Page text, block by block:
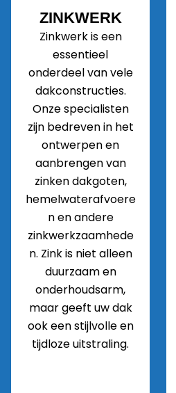
ZINKWERK
Zinkwerk is een
essentieel
onderdeel van vele
dakconstructies.
Onze specialisten
zijn bedreven in het
ontwerpen en
aanbrengen van
zinken dakgoten,
hemelwaterafvoere
n en andere
zinkwerkzaamhede
n. Zink is niet alleen
duurzaam en
onderhoudsarm,
maar geeft uw dak
ook een stijlvolle en
tijdloze uitstraling.